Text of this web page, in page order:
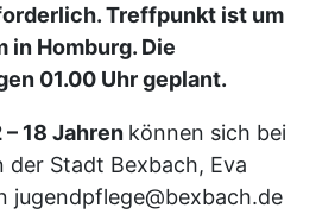
Treffpunkt ist um
in Homburg. Die
01.00 Uhr geplant.
18 Jahren können sich bei
Stadt Bexbach, Eva
jugendpflege@bexbach.de